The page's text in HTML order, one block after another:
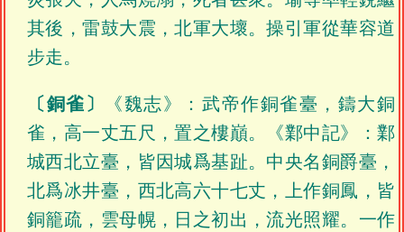
其後，雷鼓大震，北軍大壞。操引軍從華容道
步走。
〔銅雀〕
《魏志》：武帝作銅雀臺，鑄大銅
雀，高一丈五尺，置之樓巔。《鄴中記》：鄴
城西北立臺，皆因城爲基趾。中央名銅爵臺，
北爲冰井臺，西北高六十七丈，上作銅鳳，皆
銅籠疏，雲母幌，日之初出，流光照耀。一作